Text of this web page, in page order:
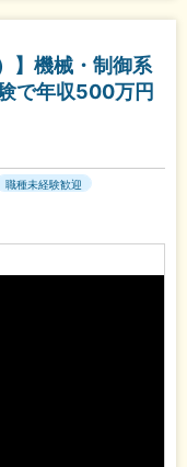
】機械・制御系
で年収500万円
職種未経験歓迎